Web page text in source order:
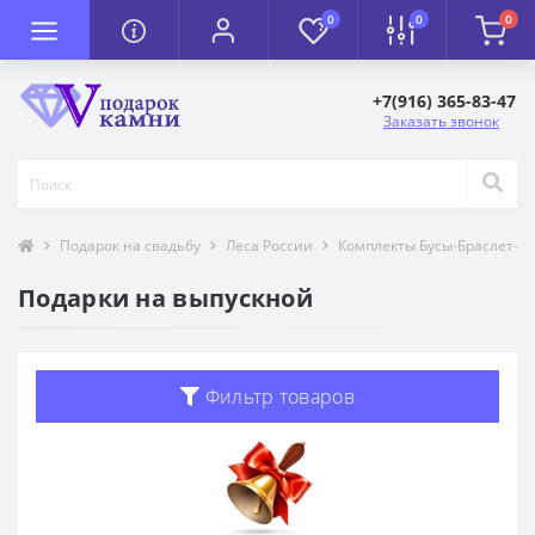
0 0 0
+7(916) 365-83-47
Заказать звонок
Подарок на свадьбу Леса России Комплекты Бусы-Браслет-
Подарки на выпускной
Фильтр товаров